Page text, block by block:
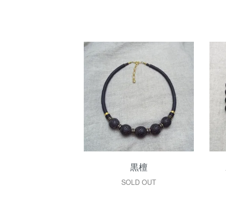
黒檀
SOLD OUT